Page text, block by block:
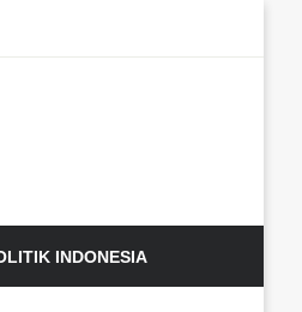
INDONESIA